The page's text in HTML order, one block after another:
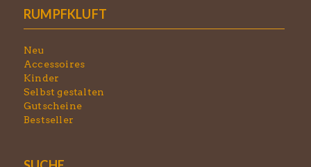
RUMPFKLUFT
Neu
Accessoires
Kinder
Selbst gestalten
Gutscheine
Bestseller